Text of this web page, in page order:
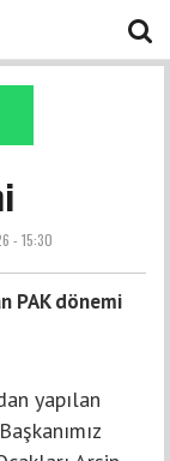
- 15:30
PAK dönemi
yapılan